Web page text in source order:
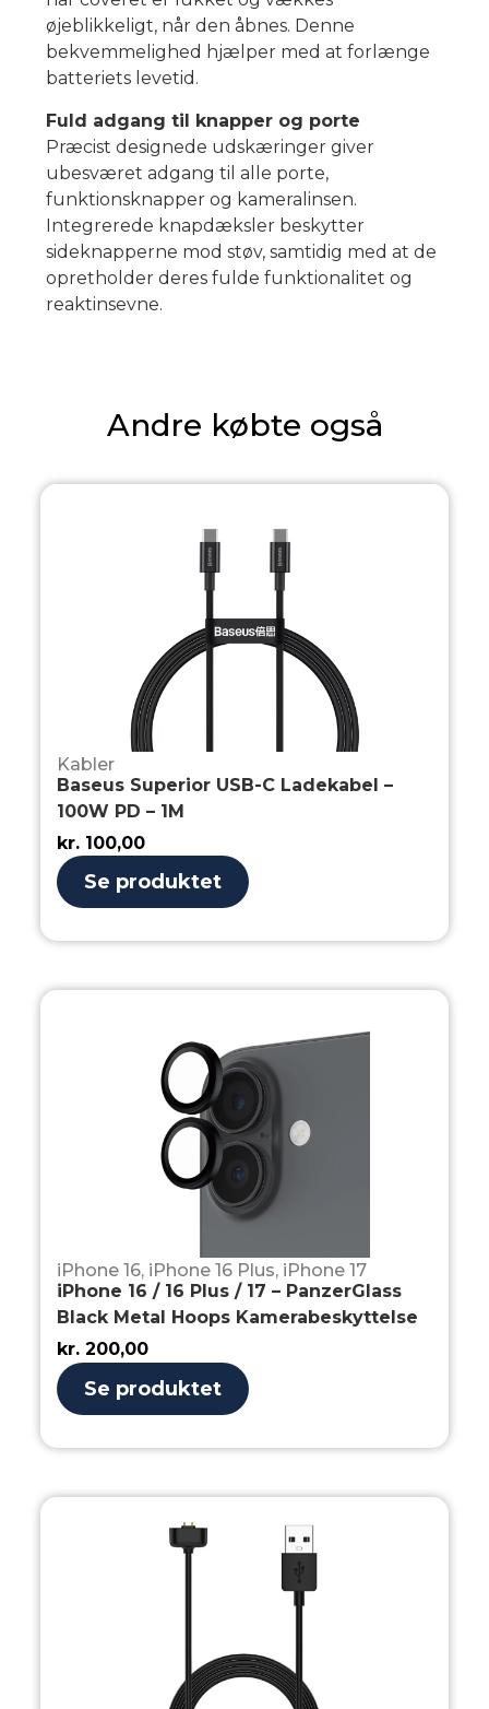
øjeblikkeligt, når den åbnes. Denne
bekvemmelighed hjælper med at forlænge
batteriets levetid.
Fuld adgang til knapper og porte
Præcist designede udskæringer giver
ubesværet adgang til alle porte,
funktionsknapper og kameralinsen.
Integrerede knapdæksler beskytter
sideknapperne mod støv, samtidig med at de
opretholder deres fulde funktionalitet og
reaktinsevne.
Andre købte også
Kabler
Baseus Superior USB-C Ladekabel –
100W PD – 1M
kr. 100,00
Se produktet
iPhone 16, iPhone 16 Plus, iPhone 17
iPhone 16 / 16 Plus / 17 – PanzerGlass
Black Metal Hoops Kamerabeskyttelse
kr. 200,00
Se produktet